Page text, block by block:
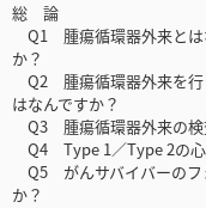
総 論
Q1 腫瘍循環器外来とは
か？
Q2 腫瘍循環器外来を行
はなんですか？
Q3 腫瘍循環器外来の検
Q4 Type 1／Type 2の心
Q5 がんサバイバーのフ
か？